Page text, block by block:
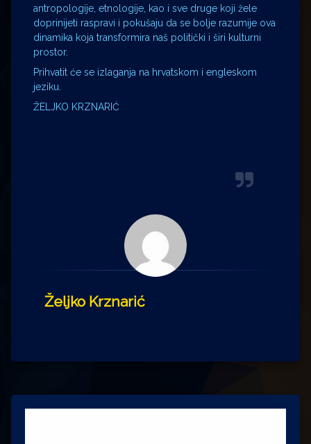
antropologije, etnologije, kao i sve druge koji žele
doprinijeti raspravi i pokušaju da se bolje razumije ova
dinamika koja transformira naš politički i širi kulturni
prostor.
Prihvatit će se izlaganja na hrvatskom i engleskom
jeziku.
ŽELJKO KRZNARIĆ
Željko Krznarić